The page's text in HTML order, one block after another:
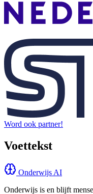
Word ook partner!
Voettekst
Onderwijs AI
Onderwijs is en blijft